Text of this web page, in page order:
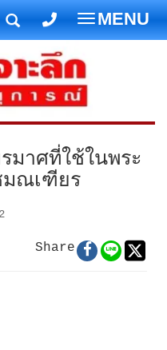
T
o
g
g
l
e
n
a
a
MENU
มาศที่ใช้ในพระ
มณเฑียร
Share